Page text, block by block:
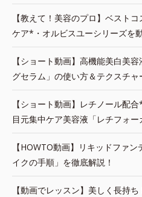
【教えて！美容のプロ】ベスト
ケア*・オルビスユーシリーズを
【ショート動画】高機能美白美
グセラム」の使い方＆テクスチャ
【ショート動画】レチノール配
目元集中ケア美容液「レチフォー
【HOWTO動画】リキッドファ
イクの手順」を徹底解説！
【動画でレッスン】美しく長持